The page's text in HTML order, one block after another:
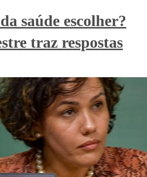
saúde escolher?
traz respostas